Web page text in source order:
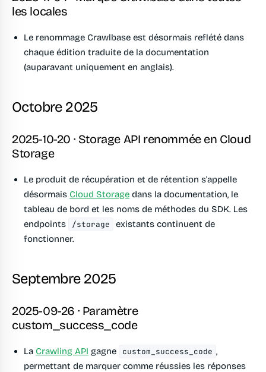
les locales
Le renommage Crawlbase est désormais reflété dans
chaque édition traduite de la documentation
(auparavant uniquement en anglais).
Octobre 2025
2025-10-20 · Storage API renommée en Cloud
Storage
Le produit de récupération et de rétention s'appelle
désormais Cloud Storage dans la documentation, le
tableau de bord et les noms de méthodes du SDK. Les
endpoints
/storage
existants continuent de
fonctionner.
Septembre 2025
2025-09-26 · Paramètre
custom_success_code
La Crawling API gagne custom_success_code ,
permettant de marquer comme réussies les réponses